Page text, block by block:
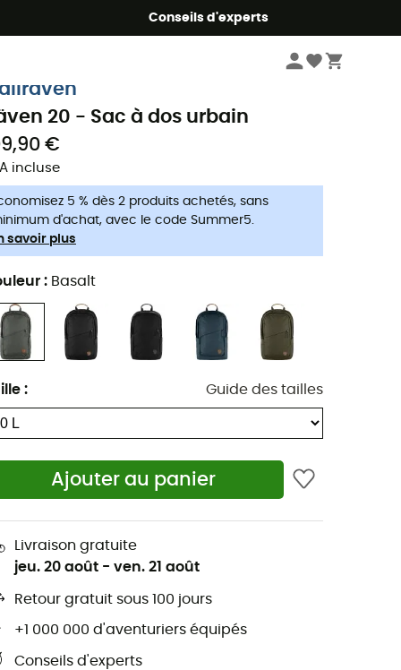
Conseils d'experts
20 - Sac à dos urbain
€
incluse
5 % dès 2 produits achetés, sans
d'achat, avec le code Summer5.
savoir plus
: Basalt
: Guide des tailles
Ajouter au panier
Livraison gratuite
jeu. 20 août - ven. 21 août
Retour gratuit sous 100 jours
+1 000 000 d'aventuriers équipés
Conseils d'experts